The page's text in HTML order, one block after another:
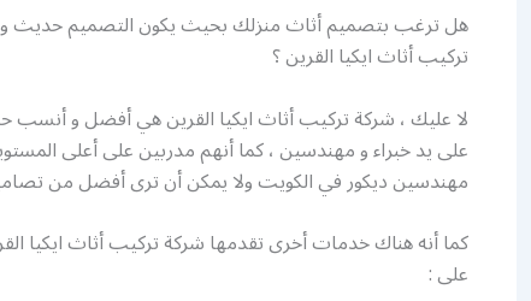
هل ترغب بتصميم أثاث منزلك بحيث يكون التصميم
تركيب أثاث ايكيا القرين ؟
لا عليك ، شركة تركيب أثاث ايكيا القرين هي أفضل و أنسب
على يد خبراء و مهندسين ، كما أنهم مدربين على أعلى
مهندسين ديكور في الكويت ولا يمكن أن ترى أفضل من
كما أنه هناك خدمات أخرى تقدمها شركة تركيب أثاث ايكيا
على :